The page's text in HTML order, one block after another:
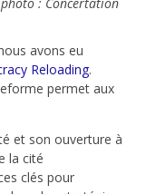
avons eu
Reloading.
permet aux
et son ouverture à
la cité
clés pour